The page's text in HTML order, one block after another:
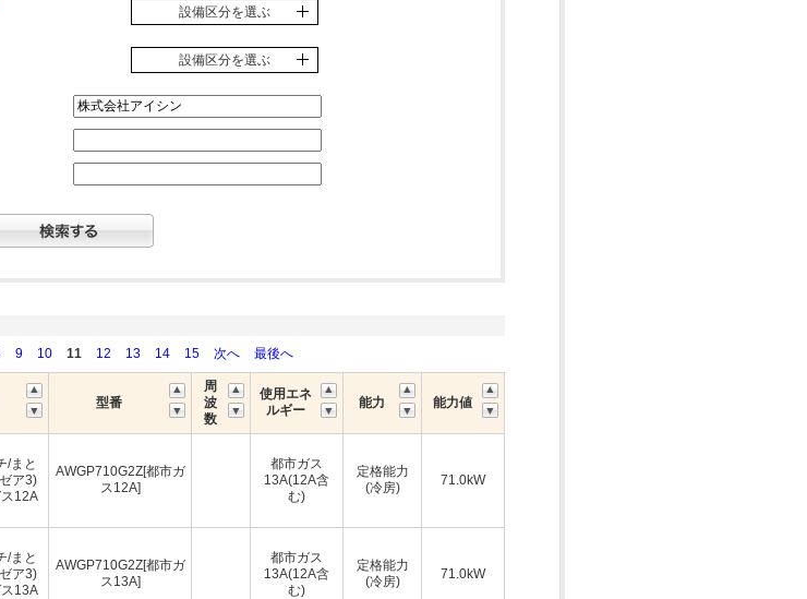
設備区分を選ぶ
設備区分を選ぶ
9 10 11 12 13 14 15 次へ 最後へ
型番
周
波
数
使用エネ
ルギー
能力 能力値
/まと
ア3)
12A
AWGP710G2Z[都市ガ
ス12A]
都市ガス
13A(12A含
む)
定格能力
(冷房)
71.0kW
/まと
ア3)
13A
AWGP710G2Z[都市ガ
ス13A]
都市ガス
13A(12A含
む)
定格能力
(冷房)
71.0kW